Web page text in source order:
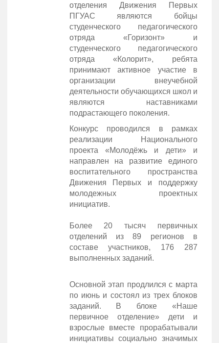
отделения Движения Первых
ПГУАС являются бойцы
студенческого педагогического
отряда «Горизонт» и
студенческого педагогического
отряда «Колорит», ребята
принимают активное участие в
организации внеучебной
деятельности обучающихся школ и
являются наставниками
подрастающего поколения.
Конкурс проводился в рамках
реализации Национального
проекта «Молодёжь и дети» и
направлен на развитие единого
воспитательного пространства
Движения Первых и поддержку
молодежных проектных
инициатив.
Более 20 тысяч первичных
отделений из 89 регионов в
составе участников, 176 287
выполненных заданий.
Основной этап продлился с марта
по июнь и состоял из трех блоков
заданий. В блоке «Наше
первичное отделение» дети и
взрослые вместе прорабатывали
инициативы социально значимых